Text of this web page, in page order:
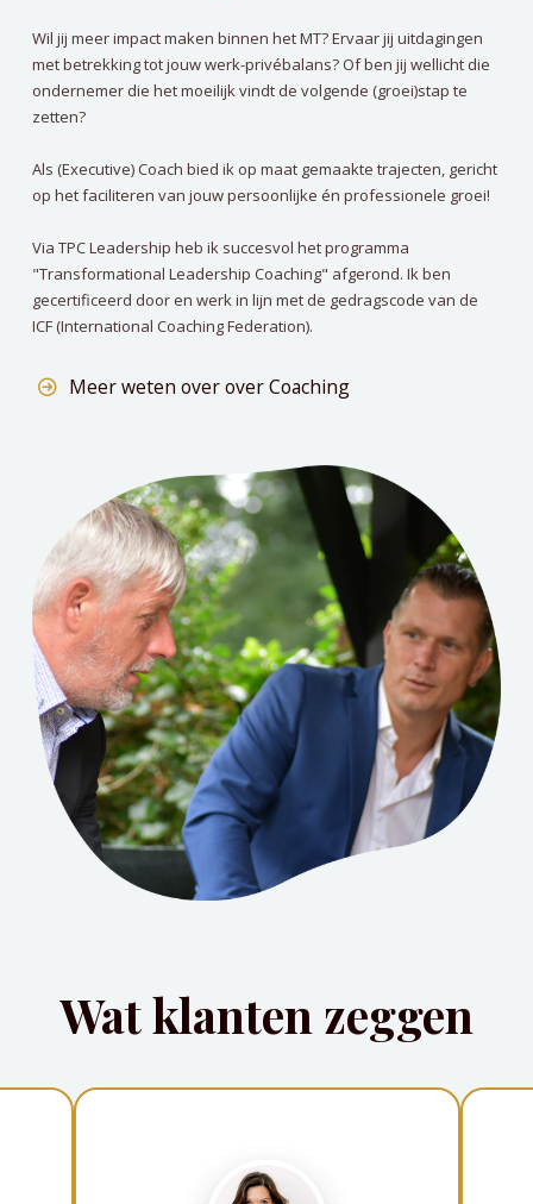
Wil jij meer impact maken binnen het MT? Ervaar jij uitdagingen
met betrekking tot jouw werk-privébalans? Of ben jij wellicht die
ondernemer die het moeilijk vindt de volgende (groei)stap te
zetten?
Als (Executive) Coach bied ik op maat gemaakte trajecten, gericht
op het faciliteren van jouw persoonlijke én professionele groei!
Via TPC Leadership heb ik succesvol het programma
"Transformational Leadership Coaching" afgerond. Ik ben
gecertificeerd door en werk in lijn met de gedragscode van de
ICF (International Coaching Federation).
Meer weten over over Coaching
Wat klanten zeggen